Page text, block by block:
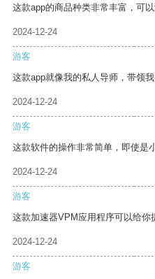
这款app的商品种类非常丰富，可
2024-12-24
游客
这款app就像我的私人导师，带领我
2024-12-24
游客
这款软件的操作非常简单，即使是
2024-12-24
游客
这款加速器VPM应用程序可以给你
2024-12-24
游客